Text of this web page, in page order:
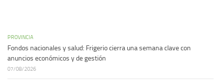
PROVINCIA
Fondos nacionales y salud: Frigerio cierra una semana clave con
anuncios económicos y de gestión
07/08/2026